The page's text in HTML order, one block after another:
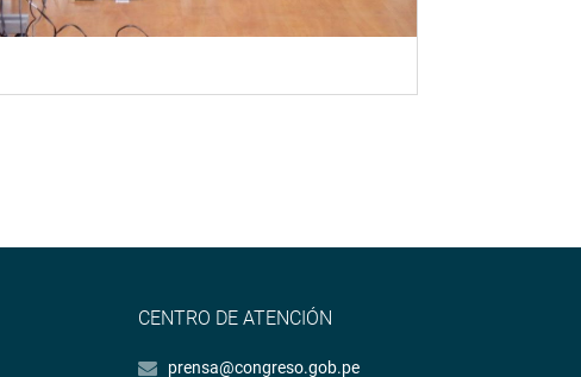
CENTRO DE ATENCIÓN
prensa@congreso.gob.pe